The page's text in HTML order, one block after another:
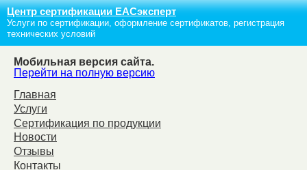
Центр сертификации ЕАСэксперт
Услуги по сертификации, оформление сертификатов, регистрация
технических условий
Мобильная версия сайта.
Перейти на полную версию
Главная
Услуги
Сертификация по продукции
Новости
Отзывы
Контакты